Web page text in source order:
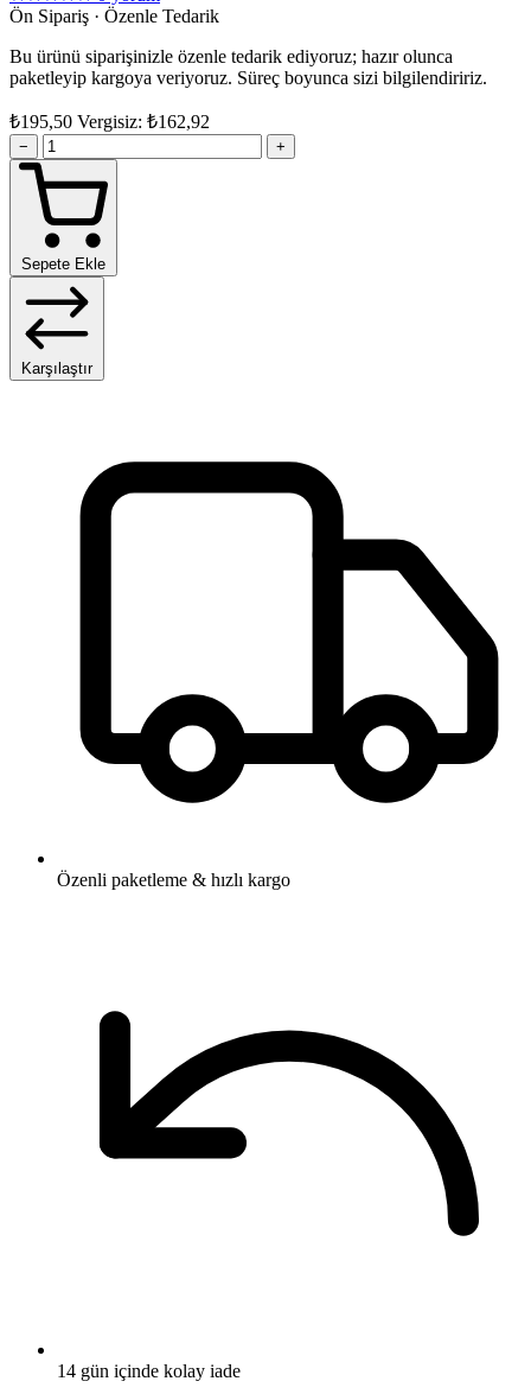
Ön Sipariş · Özenle Tedarik
Bu ürünü siparişinizle özenle tedarik ediyoruz; hazır olunca
paketleyip kargoya veriyoruz. Süreç boyunca sizi bilgilendiririz.
₺195,50 Vergisiz: ₺162,92
− +
Sepete Ekle
Karşılaştır
Özenli paketleme & hızlı kargo
14 gün içinde kolay iade